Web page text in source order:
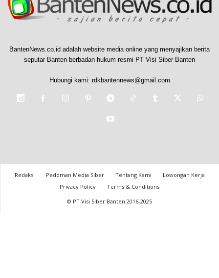
BantenNews.co.id adalah website media online yang menyajikan berita
seputar Banten berbadan hukum resmi PT Visi Siber Banten
Hubungi kami: rdkbantennews@gmail.com
Redaksi Pedoman Media Siber Tentang Kami
Lowongan Kerja
Privacy Policy
Terms & Conditions
© PT Visi Siber Banten 2016-2025